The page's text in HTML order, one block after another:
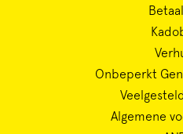
Onbeperkt
Algemene